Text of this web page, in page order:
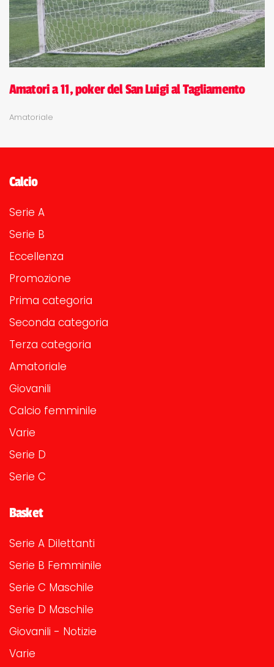
Amatori a 11, poker del San Luigi al Tagliamento
Amatoriale
Calcio
Serie A
Serie B
Eccellenza
Promozione
Prima categoria
Seconda categoria
Terza categoria
Amatoriale
Giovanili
Calcio femminile
Varie
Serie D
Serie C
Basket
Serie A Dilettanti
Serie B Femminile
Serie C Maschile
Serie D Maschile
Giovanili - Notizie
Varie